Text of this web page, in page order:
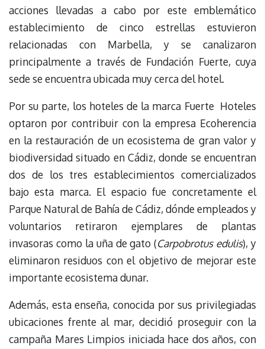
acciones llevadas a cabo por este emblemático
establecimiento de cinco estrellas estuvieron
relacionadas con Marbella, y se canalizaron
principalmente a través de Fundación Fuerte, cuya
sede se encuentra ubicada muy cerca del hotel.
Por su parte, los hoteles de la marca Fuerte Hoteles
optaron por contribuir con la empresa Ecoherencia
en la restauración de un ecosistema de gran valor y
biodiversidad situado en Cádiz, donde se encuentran
dos de los tres establecimientos comercializados
bajo esta marca. El espacio fue concretamente el
Parque Natural de Bahía de Cádiz, dónde empleados y
voluntarios retiraron ejemplares de plantas
invasoras como la uña de gato (Carpobrotus edulis), y
eliminaron residuos con el objetivo de mejorar este
importante ecosistema dunar.
Además, esta enseña, conocida por sus privilegiadas
ubicaciones frente al mar, decidió proseguir con la
campaña Mares Limpios iniciada hace dos años, con